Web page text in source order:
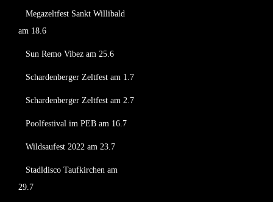
Megazeltfest Sankt Willibald
am 18.6
Sun Remo Vibez am 25.6
Schardenberger Zeltfest am 1.7
Schardenberger Zeltfest am 2.7
Poolfestival im PEB am 16.7
Wildsaufest 2022 am 23.7
Stadldisco Taufkirchen am
29.7